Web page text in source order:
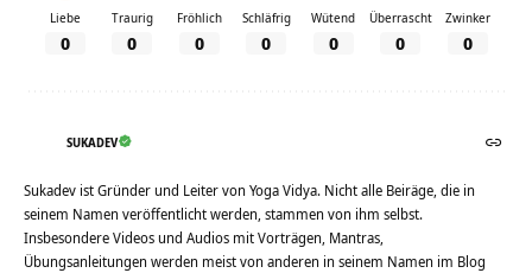
Liebe
0
Traurig
0
Fröhlich
0
Schläfrig
0
Wütend
0
Überrascht
0
Zwinker
0
SUKADEV
Sukadev ist Gründer und Leiter von Yoga Vidya. Nicht alle Beiräge, die in
seinem Namen veröffentlicht werden, stammen von ihm selbst.
Insbesondere Videos und Audios mit Vorträgen, Mantras,
Übungsanleitungen werden meist von anderen in seinem Namen im Blog